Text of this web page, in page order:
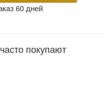
60 дней
покупают